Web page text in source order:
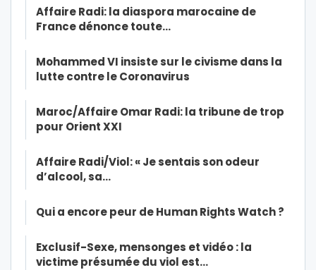
Affaire Radi: la diaspora marocaine de
France dénonce toute…
Mohammed VI insiste sur le civisme dans la
lutte contre le Coronavirus
Maroc/Affaire Omar Radi: la tribune de trop
pour Orient XXI
Affaire Radi/Viol: « Je sentais son odeur
d’alcool, sa…
Qui a encore peur de Human Rights Watch ?
Exclusif-Sexe, mensonges et vidéo : la
victime présumée du viol est…